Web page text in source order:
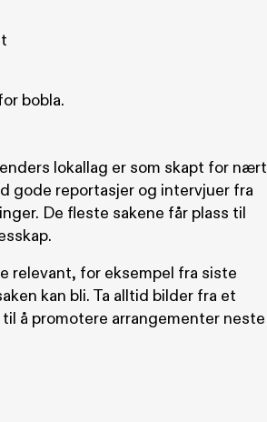
bobla.
lokallag er som skapt for nært
gode reportasjer og intervjuer fra
De fleste sakene får plass til
relevant, for eksempel fra siste
kan bli. Ta alltid bilder fra et
å promotere arrangementer neste